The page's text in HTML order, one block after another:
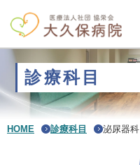
診療科目
HOME 診療科目 泌尿器科